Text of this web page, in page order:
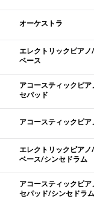
オーケストラ
エレクトリックピア
ベース
アコースティックピ
セパッド
アコースティックピ
エレクトリックピア
ベース/シンセドラム
アコースティックピ
セパッド/シンセドラム